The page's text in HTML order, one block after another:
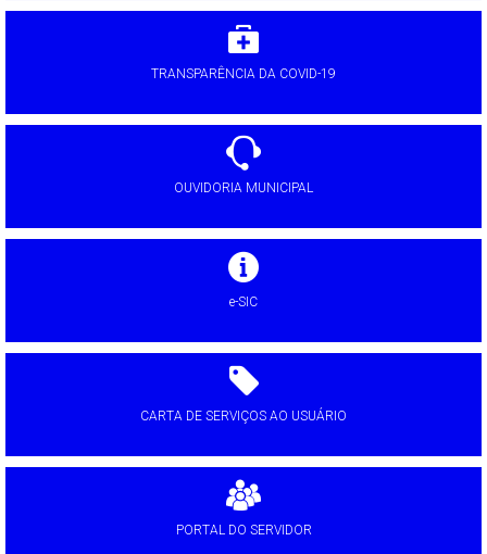
TRANSPARÊNCIA DA COVID-19
OUVIDORIA MUNICIPAL
e-SIC
CARTA DE SERVIÇOS AO USUÁRIO
PORTAL DO SERVIDOR